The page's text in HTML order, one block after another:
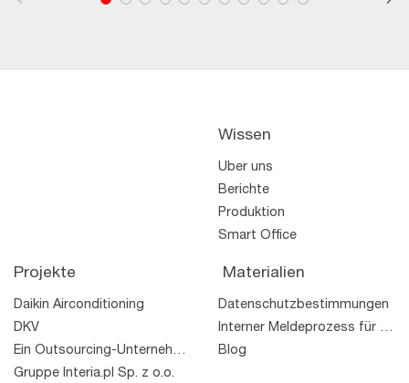
TWO
Wolle
TTM
Wolle
Wissen
Über uns
Berichte
Produktion
Smart Office
Projekte
Daikin Airconditioning
DKV
Ein Outsourcing-Unternehmen
Gruppe Interia.pl Sp. z o.o.
Materialien
Datenschutzbestimmungen
Interner Meldeprozess für Rechtsverstöße
Blog